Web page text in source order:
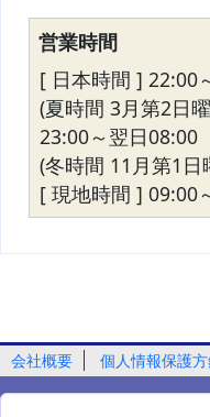
営業時間
[ 日本時間 ] 22:00
(夏時間 3月第2日
23:00～翌日08:00
(冬時間 11月第1
[ 現地時間 ] 09:00
会社概要 個人情報保護